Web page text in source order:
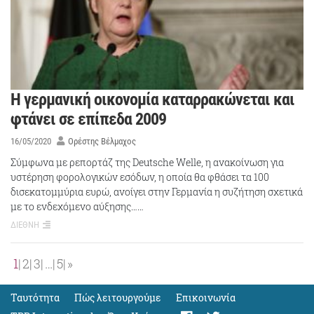
Η γερμανική οικονομία καταρρακώνεται και
φτάνει σε επίπεδα 2009
16/05/2020 Ορέστης Βέλμαχος
Σύμφωνα με ρεπορτάζ της Deutsche Welle, η ανακοίνωση για
υστέρηση φορολογικών εσόδων, η οποία θα φθάσει τα 100
δισεκατομμύρια ευρώ, ανοίγει στην Γερμανία η συζήτηση σχετικά
με το ενδεχόμενο αύξησης……
ΔΙΕΘΝΗ
1 2 3 … 5 »
Ταυτότητα Πώς λειτουργούμε
Eπικοινωνία